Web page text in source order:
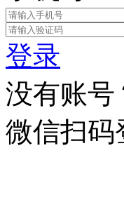
登录
没有账号
微信扫码